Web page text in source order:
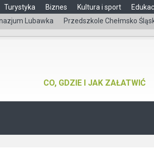
Turystyka Biznes Kultura i sport
Lubawka Przedszkole Chełmsko
CO, GDZIE I JAK ZAŁATWIĆ